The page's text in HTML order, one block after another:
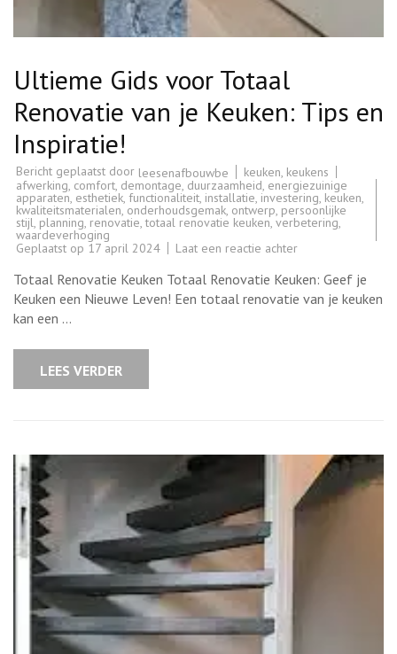
Ultieme Gids voor Totaal
Renovatie van je Keuken: Tips en
Inspiratie!
Bericht geplaatst door leesenafbouwbe keuken, keukens
afwerking comfort demontage duurzaamheid energiezuinige
apparaten esthetiek functionaliteit installatie investering keuken
kwaliteitsmaterialen onderhoudsgemak ontwerp persoonlijke
stijl planning renovatie ,totaal renovatie keuken verbetering
waardeverhoging
Geplaatst op 17 april 2024 Laat een reactie achterop
Gids
voor
Totaal
Renovatie
Totaal Renovatie Keuken Totaal Renovatie Keuken: Geef je
Keuken een Nieuwe Leven! Een totaal renovatie van je keuken
kan een …
LEES VERDER